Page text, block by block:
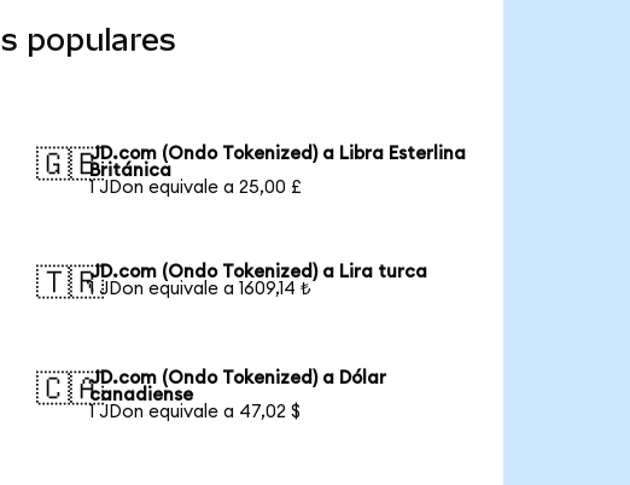
populares
🇬🇧JD.com (Ondo Tokenized) a Libra Esterlina
Británica
1 JDon equivale a 25,00 £
🇹🇷JD.com (Ondo Tokenized) a Lira turca
1 JDon equivale a 1609,14 ₺
🇨🇦JD.com (Ondo Tokenized) a Dólar
canadiense
1 JDon equivale a 47,02 $